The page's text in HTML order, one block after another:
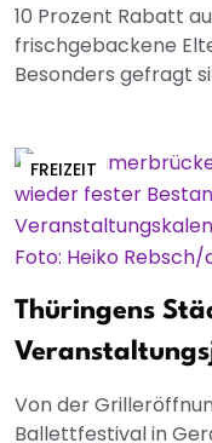
10 Prozent Rabatt
frischgebackene
Besonders gefragt
FREIZEIT
Thüringens
Von der
Ballettfestival in